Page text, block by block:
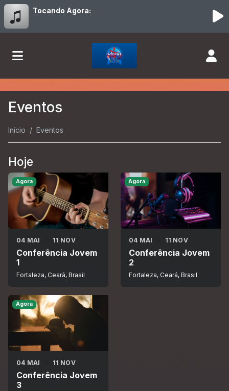
Tocando Agora:
Eventos
Início Eventos
Hoje
04 MAI 11 NOV
Conferência Jovem
1
Fortaleza, Ceará, Brasil
Agora
04 MAI 11 NOV
Conferência Jovem
2
Fortaleza, Ceará, Brasil
Agora
04 MAI 11 NOV
Conferência Jovem
3
Agora